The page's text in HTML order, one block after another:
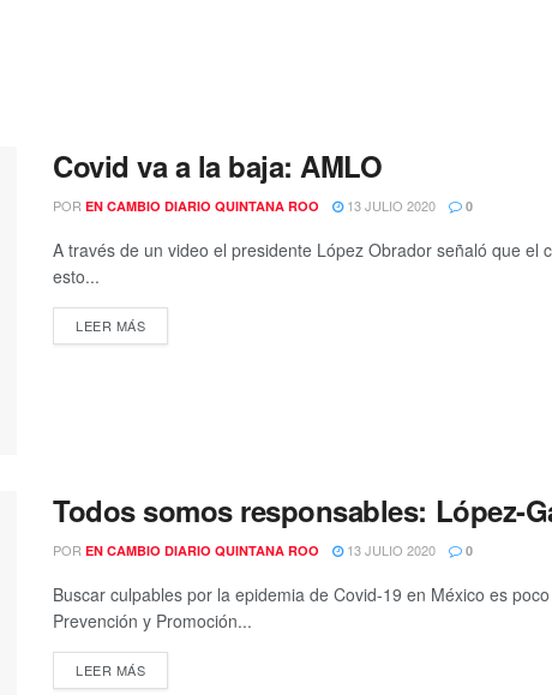
Covid va a la baja: AMLO
POR EN CAMBIO DIARIO QUINTANA ROO 13 JULIO 2020 0
A través de un video el presidente López Obrador señaló que el
esto...
LEER MÁSDETAILS
Todos somos responsables: López-
POR EN CAMBIO DIARIO QUINTANA ROO 13 JULIO 2020 0
Buscar culpables por la epidemia de Covid-19 en México es
Prevención y Promoción...
LEER MÁSDETAILS